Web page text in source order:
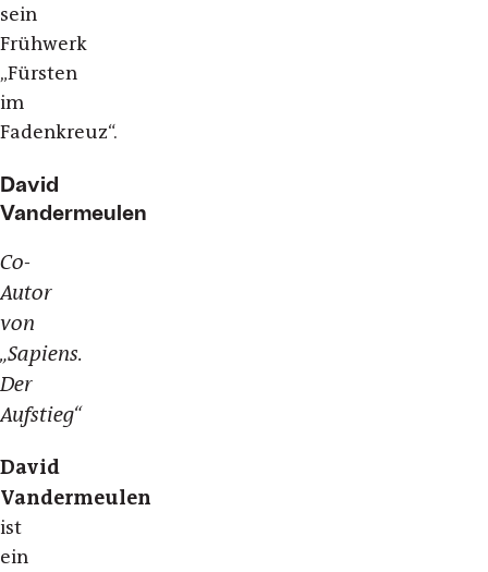
sein
Frühwerk
„Fürsten
im
Fadenkreuz“.
David
Vandermeulen
Co-
Autor
von
„Sapiens.
Der
Aufstieg“
David
Vandermeulen
ist
ein